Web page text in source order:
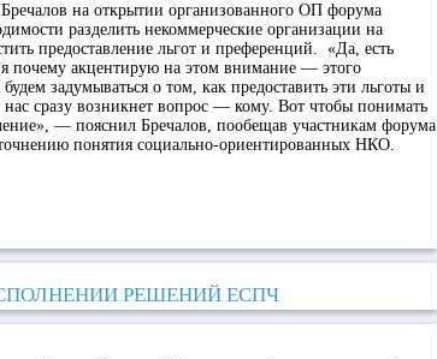
на открытии организованного ОП форума
разделить некоммерческие организации на
предоставление льгот и преференций. «Да, есть
почему акцентирую на этом внимание — этого
задумываться о том, как предоставить эти льготы и
сразу возникнет вопрос — кому. Вот чтобы понимать
— пояснил Бречалов, пообещав участникам форума
понятия социально-ориентированных НКО.
РЕШЕНИЙ ЕСПЧ